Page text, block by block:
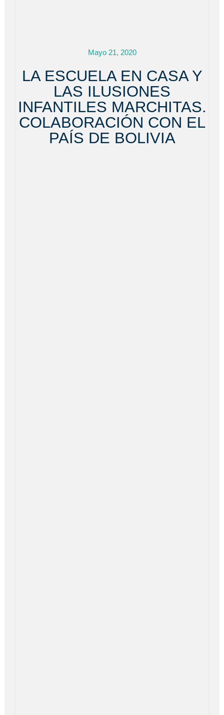
Mayo 21, 2020
LA ESCUELA EN CASA Y
LAS ILUSIONES
INFANTILES MARCHITAS.
COLABORACIÓN CON EL
PAÍS DE BOLIVIA